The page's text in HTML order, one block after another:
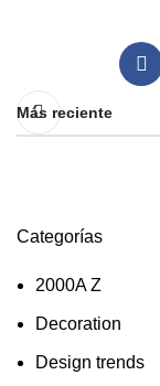
Más reciente
Categorías
2000A Z
Decoration
Design trends